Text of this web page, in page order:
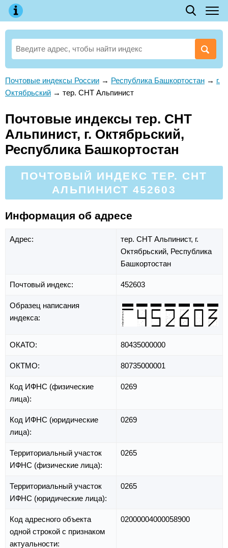
Почтовые индексы России → Республика Башкортостан → г.
Октябрьский → тер. СНТ Альпинист
Почтовые индексы тер. СНТ
Альпинист, г. Октябрьский,
Республика Башкортостан
ПОЧТОВЫЙ ИНДЕКС ТЕР. СНТ
АЛЬПИНИСТ 452603
Информация об адресе
Адрес: тер. СНТ Альпинист, г.
Октябрьский, Республика
Башкортостан
Почтовый индекс: 452603
Образец написания
индекса:
ОКАТО: 80435000000
ОКТМО: 80735000001
Код ИФНС (физические
лица):
0269
Код ИФНС (юридические
лица):
0269
Территориальный участок
ИФНС (физические лица):
0265
Территориальный участок
ИФНС (юридические лица):
0265
Код адресного объекта
одной строкой с признаком
актуальности:
02000004000058900